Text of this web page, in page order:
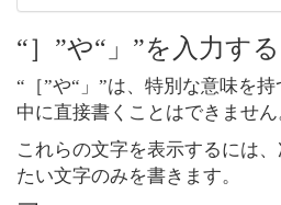
“］”や“」”を入力す
“［”や“」”は、特別な意味を
中に直接書くことはできません
これらの文字を表示するには
たい文字のみを書きます。